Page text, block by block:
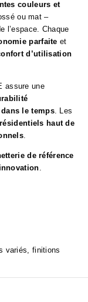
couleurs et
ou mat –
l’espace. Chaque
parfaite et
d’utilisation
assure une
le temps. Les
haut de
.
de référence
.
variés, finitions